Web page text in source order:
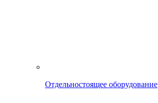
Отдельностоящее оборудование